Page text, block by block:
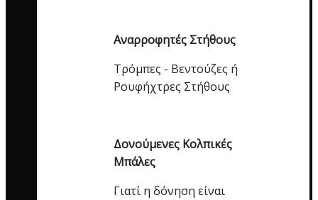
Αναρροφητές Στήθους
Τρόμπες - Βεντούζες ή
Ρουφήχτρες Στήθους
Δονούμενες Κολπικές
Μπάλες
Γιατί η δόνηση είναι